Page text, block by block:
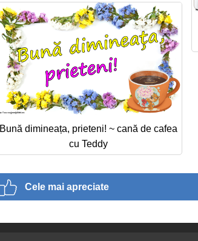
Bună dimineața, prieteni! ~ cană de cafea
cu Teddy
Cele mai apreciate